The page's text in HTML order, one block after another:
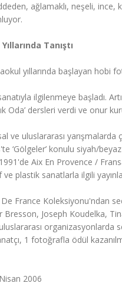
ağlamaklı, neşeli, ince,
Tanıştı
yıllarında başlayan hobi
ilgilenmeye başladı.
Oda’ dersleri verdi ve onur
ve uluslararası
‘Gölgeler’ konulu siyah/
1991'de Aix En Provence /
ve plastik sanatlarla ilgili
France Koleksiyonu'ndan
Bresson, Joseph Koudelka,
organizasyonlarda
1 fotoğrafla ödül
2006